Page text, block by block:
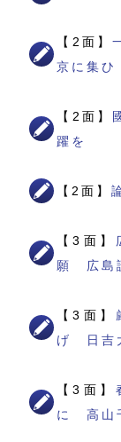
【2面】
京に集ひ
【2面】
躍を
【2面】
【3面】
願 広島
【3面】
げ 日吉
【3面】
に 高山